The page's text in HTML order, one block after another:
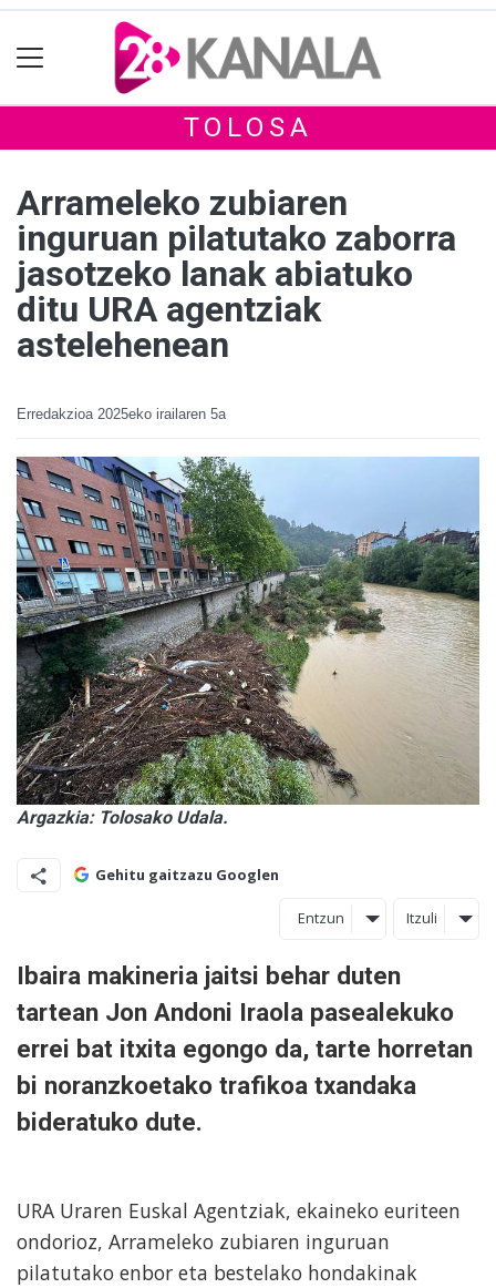
TOLOSA
Arrameleko zubiaren
inguruan pilatutako zaborra
jasotzeko lanak abiatuko
ditu URA agentziak
astelehenean
Erredakzioa 2025eko irailaren 5a
Argazkia: Tolosako Udala.
Gehitu gaitzazu Googlen
Entzun Itzuli
Ibaira makineria jaitsi behar duten
tartean Jon Andoni Iraola pasealekuko
errei bat itxita egongo da, tarte horretan
bi noranzkoetako trafikoa txandaka
bideratuko dute.
URA Uraren Euskal Agentziak, ekaineko euriteen
ondorioz, Arrameleko zubiaren inguruan
pilatutako enbor eta bestelako hondakinak